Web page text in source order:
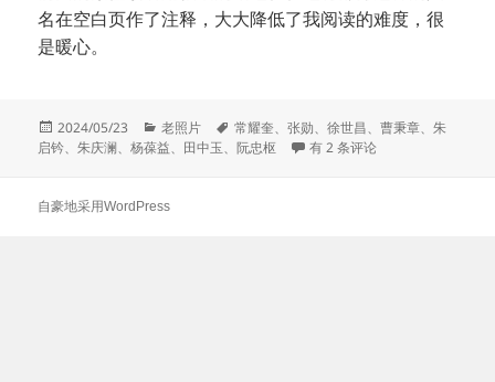
名在空白页作了注释，大大降低了我阅读的难度，很
是暖心。
发
布
2024/05/23
分
类
老照片
标
签
常耀奎、张勋、徐世昌、曹秉章、朱
启钤、朱庆澜、杨葆益、 田中玉、阮忠枢 徐世昌与友人在泰山
有 2 条评论
自豪地采用WordPress